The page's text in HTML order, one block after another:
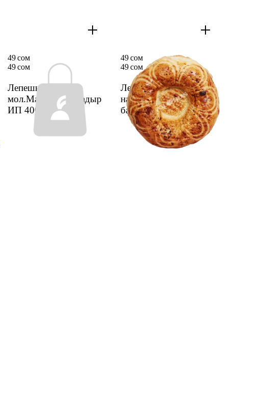
Лепеш­ка Патыр
мол.Мамутов Бахадыр
ИП 400г
1 шт.
49 сом
49 сом
Лепеш­ка тандыр­
ная 400г Коргон­
баева ИП1 шт.
49 сом
49 сом